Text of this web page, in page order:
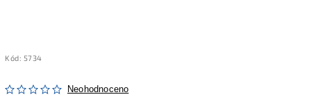
Kód: 5734
Neohodnoceno